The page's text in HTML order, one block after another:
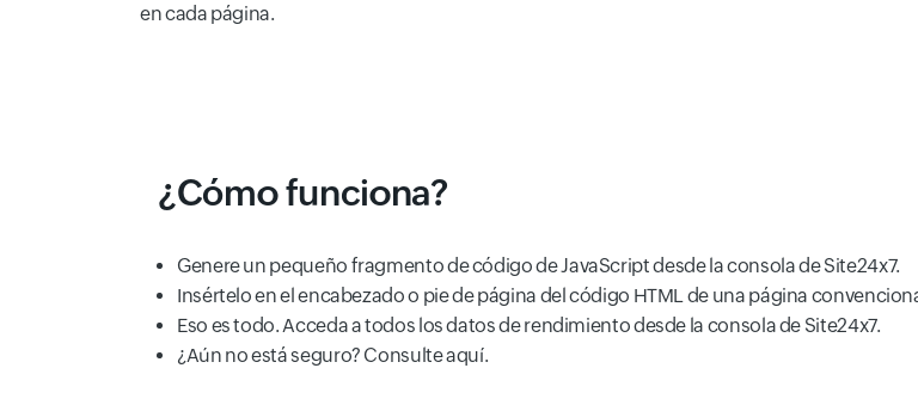
en cada página.
¿Cómo funciona?
Genere un pequeño fragmento de código de JavaScript desde la consola de Site24x7.
Insértelo en el encabezado o pie de página del código HTML de una página
Eso es todo. Acceda a todos los datos de rendimiento desde la consola de Site24x7.
¿Aún no está seguro? Consulte aquí.